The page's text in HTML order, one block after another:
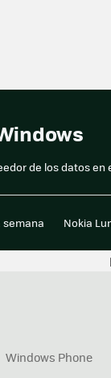
de los datos
semana Nokia
Windows Phone